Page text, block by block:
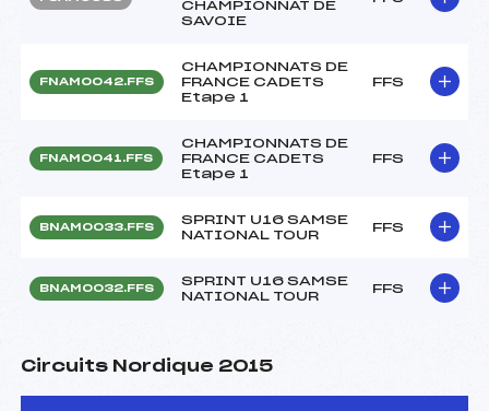
CHAMPIONNAT DE
SAVOIE
FNAM0042.FFS
CHAMPIONNATS DE
FRANCE CADETS
Etape 1
FFS
FNAM0041.FFS
CHAMPIONNATS DE
FRANCE CADETS
Etape 1
FFS
BNAM0033.FFS
SPRINT U16 SAMSE
NATIONAL TOUR
FFS
BNAM0032.FFS
SPRINT U16 SAMSE
NATIONAL TOUR
FFS
Circuits Nordique 2015